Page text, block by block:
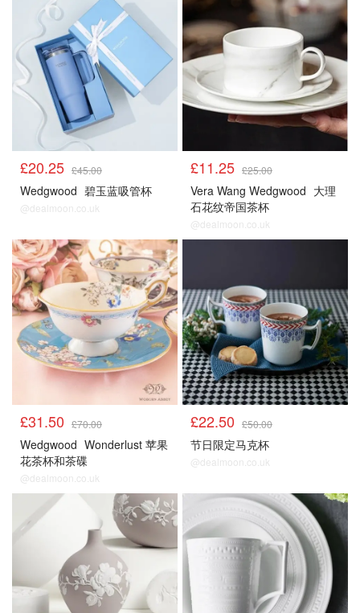
£20.25 £45.00
Wedgwood 碧玉蓝吸管杯
@dealmoon.co.uk
£11.25 £25.00
Vera Wang Wedgwood 大理
石花纹帝国茶杯
@dealmoon.co.uk
£31.50 £70.00
Wedgwood Wonderlust 苹果
花茶杯和茶碟
@dealmoon.co.uk
£22.50 £50.00
节日限定马克杯
@dealmoon.co.uk